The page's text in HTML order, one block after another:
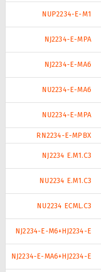
NUP2234-E-M1
NJ2234-E-MPA
NJ2234-E-MA6
NU2234-E-MA6
NU2234-E-MPA
RN2234-E-MPBX
NJ2234 E.M1.C3
NU2234 E.M1.C3
NU2234 ECML.C3
NJ2234-E-M6+HJ2234-E
NJ2234-E-MA6+HJ2234-E